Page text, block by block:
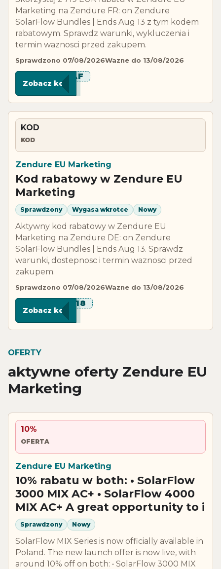
Marketing na Zendure FR: on Zendure
SolarFlow Bundles | Ends Aug 13 z tym kodem
rabatowym. Sprawdz warunki, wykluczenia i
termin waznosci przed zakupem.
Sprawdzono 07/08/2026Wazne do 13/08/2026
***CAF
Zobacz kod
KOD
KOD
Zendure EU Marketing
Kod rabatowy w Zendure EU
Marketing
Sprawdzony Wygasa wkrotce Nowy
Aktywny kod rabatowy w Zendure EU
Marketing na Zendure DE: on Zendure
SolarFlow Bundles | Ends Aug 13. Sprawdz
warunki, dostepnosc i termin waznosci przed
zakupem.
Sprawdzono 07/08/2026Wazne do 13/08/2026
****S18
Zobacz kod
OFERTY
aktywne oferty Zendure EU
Marketing
10%
OFERTA
Zendure EU Marketing
10% rabatu w both: • SolarFlow
3000 MIX AC+ • SolarFlow 4000
MIX AC+ A great opportunity to i
Sprawdzony Nowy
SolarFlow MIX Series is now officially available in
Poland. The new launch offer is now live, with
around 10% off on both: • SolarFlow 3000 MIX